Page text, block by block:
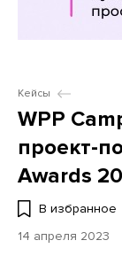
Кейсы
WPP
проект-
Awards
В избранное
14 апреля 2023